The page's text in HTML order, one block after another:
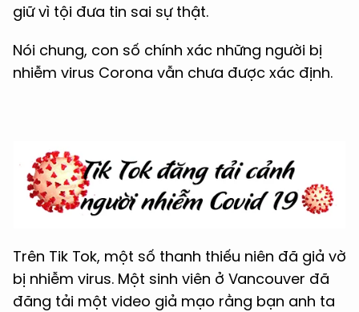
giữ vì tội đưa tin sai sự thật.
Nói chung, con số chính xác những người bị
nhiễm virus Corona vẫn chưa được xác định.
Trên Tik Tok, một số thanh thiếu niên đã giả vờ
bị nhiễm virus. Một sinh viên ở Vancouver đã
đăng tải một video giả mạo rằng bạn anh ta